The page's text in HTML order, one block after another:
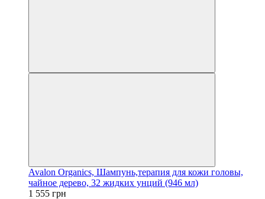
Avalon Organics, Шампунь,терапия для кожи головы,
чайное дерево, 32 жидких унций (946 мл)
1 555 грн